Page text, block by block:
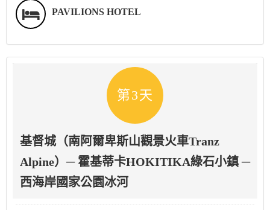
PAVILIONS HOTEL
第3天
基督城（南阿爾卑斯山觀景火車Tranz
Alpine）─ 霍基蒂卡HOKITIKA綠石小鎮 ─
西海岸國家公園冰河